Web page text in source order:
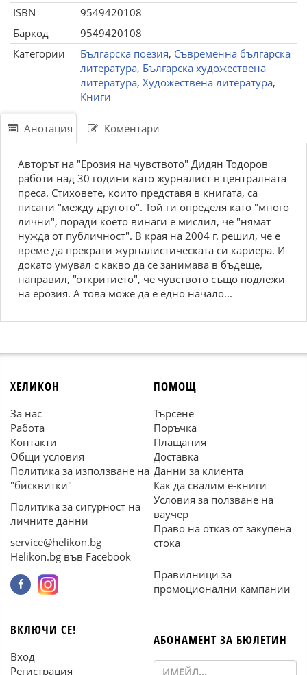
ISBN
9549420108
Баркод
9549420108
Категории
Българска поезия, Съвременна българска
литература, Българска художествена
литература, Художествена литература,
Книги
Анотация Коментари
Авторът на "Ерозия на чувството" Дидян Тодоров
работи над 30 години като журналист в централната
преса. Стиховете, които представя в книгата, са
писани "между другото". Той ги определя като "много
лични", поради което винаги е мислил, че "нямат
нужда от публичност". В края на 2004 г. решил, че е
време да прекрати журналистическата си кариера. И
докато умувал с какво да се занимава в бъдеще,
направил, "откритието", че чувството също подлежи
на ерозия. А това може да е едно начало...
ХЕЛИКОН
За нас
Работа
Контакти
Общи условия
Политика за използване на
"бисквитки"
Политика за сигурност на
личните данни
service@helikon.bg
Helikon.bg във Facebook
ПОМОЩ
Търсене
Поръчка
Плащания
Доставка
Данни за клиента
Как да свалим е-книги
Условия за ползване на
ваучер
Право на отказ от закупена
стока
Правилници за
промоционални кампании
ВКЛЮЧИ СЕ!
Вход
Регистрация
АБОНАМЕНТ ЗА БЮЛЕТИН